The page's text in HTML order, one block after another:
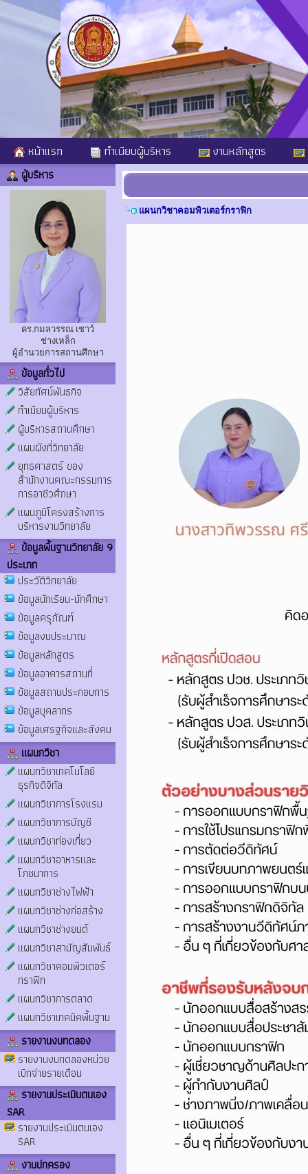
หน้าแรก ทำเนียบผู้บริหาร งานหลักสูตร
ผู้บริหาร
ดร.กมลวรรณ เชาว์
ช่างเหล็ก
ผู้อำนวยการสถานศึกษา
ข้อมูลทั่วไป
วิสัยทัศน์พันธกิจ
ทำเนียบผู้บริหาร
ผู้บริหารสถานศึกษา
แผนผังที่วิทยาลัย
ยุทธศาสตร์ ของ
สำนักงานคณะกรรมการ
การอาชีวศึกษา
แผนภูมิโครงสร้างการ
บริหารงานวิทยาลัย
ข้อมูลพื้นฐานวิทยาลัย 9
ประเภท
ประวัติวิทยาลัย
ข้อมูลนักเรียน-นักศึกษา
ข้อมูลครุภัณฑ์
ข้อมูลงบประมาณ
ข้อมูลหลักสูตร
ข้อมูลอาคารสถานที่
ข้อมูลสถานประกอบการ
ข้อมูลบุคลากร
ข้อมูลเศรฐกิจและสังคม
แผนกวิชา
แผนกวิชาเทคโนโลยี
ธุรกิจดิจิทัล
แผนกวิชาการโรงแรม
แผนกวิชาการบัญชี
แผนกวิชาท่องเที่ยว
แผนกวิชาอาหารและ
โภชนาการ
แผนกวิชาช่างไฟฟ้า
แผนกวิชาช่างก่อสร้าง
แผนกวิชาช่างยนต์
แผนกวิชาสามัญสัมพันธ์
แผนกวิชาคอมพิวเตอร์
กราฟิก
แผนกวิชาการตลาด
แผนกวิชาเทคนิคพื้นฐาน
รายงานงบทดลอง
รายงานงบทดลองหน่วย
เบิกจ่ายรายเดือน
รายงานประเมินตนเอง
SAR
รายงานประเมินตนเอง
SAR
งานปกครอง
แผนกวิชาคอมพิวเตอร์กราฟิก